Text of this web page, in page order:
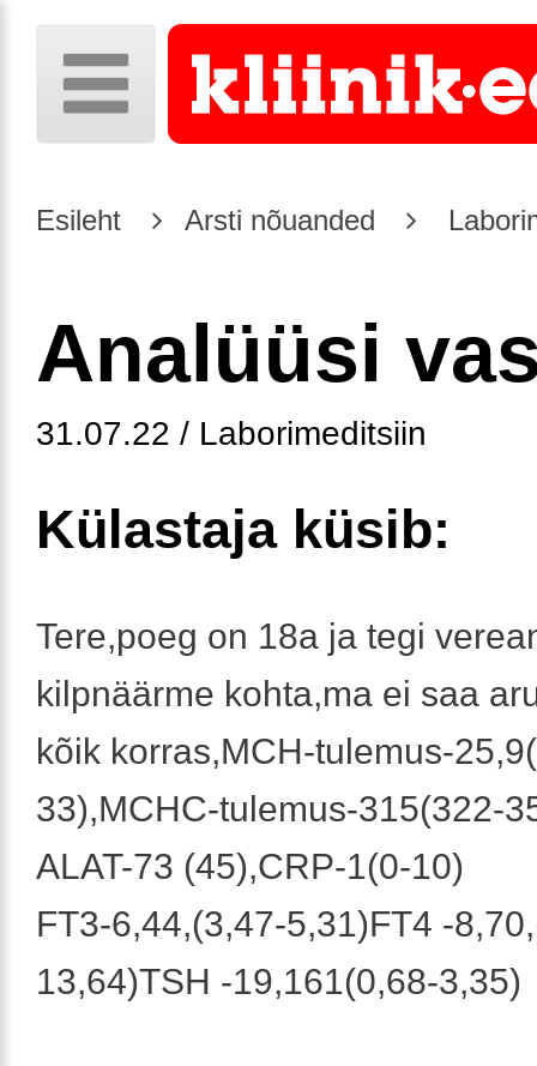
Esileht Arsti nõuanded
Analüüsi
31.07.22 / Laborimeditsiin
Külastaja küsib:
Tere,poeg on 18a ja tegi
kilpnäärme kohta,ma ei saa
kõik korras,MCH-tulemus-
33),MCHC-tulemus-315(322-
ALAT-73 (45),CRP-1(0-10)
FT3-6,44,(3,47-5,31)FT4 -
13,64)TSH -19,161(0,68-3,35)